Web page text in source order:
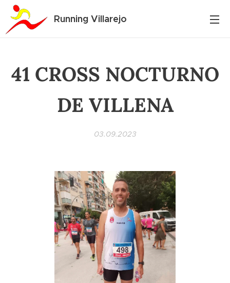
Running Villarejo
41 CROSS NOCTURNO
DE VILLENA
03.09.2023